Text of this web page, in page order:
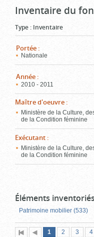
Inventaire du
Type : Inventaire
Portée :
Nationale
Année :
2010 - 2011
Maître d'oeuvre :
Ministère de la Culture,
de la Condition féminine
Exécutant :
Ministère de la Culture,
de la Condition féminine
Éléments
Patrimoine mobilier (533)
PremièrePage
Page
1 (pagePage
2 Page
3 4